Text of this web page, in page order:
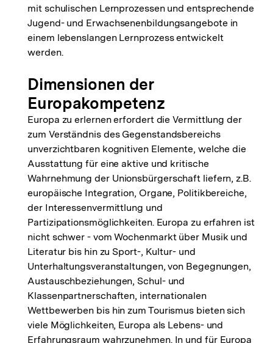
mit schulischen Lernprozessen und entsprechende
Jugend- und Erwachsenenbildungsangebote in
einem lebenslangen Lernprozess entwickelt
werden.
Dimensionen der
Europakompetenz
Europa zu erlernen erfordert die Vermittlung der
zum Verständnis des Gegenstandsbereichs
unverzichtbaren kognitiven Elemente, welche die
Ausstattung für eine aktive und kritische
Wahrnehmung der Unionsbürgerschaft liefern, z.B.
europäische Integration, Organe, Politikbereiche,
der Interessenvermittlung und
Partizipationsmöglichkeiten. Europa zu erfahren ist
nicht schwer - vom Wochenmarkt über Musik und
Literatur bis hin zu Sport-, Kultur- und
Unterhaltungsveranstaltungen, von Begegnungen,
Austauschbeziehungen, Schul- und
Klassenpartnerschaften, internationalen
Wettbewerben bis hin zum Tourismus bieten sich
viele Möglichkeiten, Europa als Lebens- und
Erfahrungsraum wahrzunehmen. In und für Europa